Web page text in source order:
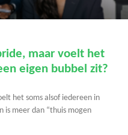
maar voelt het
eigen bubbel zit?
het soms alsof iedereen in
is meer dan “thuis mogen